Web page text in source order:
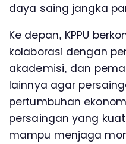
daya saing jangka
Ke depan, KPPU
kolaborasi dengan
akademisi, dan
lainnya agar
pertumbuhan
persaingan yang
mampu menjaga